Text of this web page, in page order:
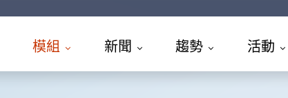
模組 新聞 趨勢 活動